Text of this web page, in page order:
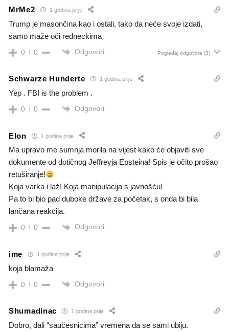
MrMe2 1 godina prije
Trump je masončina kao i ostali, tako da neće svoje izdati,
samo maže oči redneckima
0 0 Odgovori Pogledaj odgovore (3)
Schwarze Hunderte 1 godina prije
Yep . FBI is the problem .
0 0 Odgovori
Elon 1 godina prije
Ma upravo me sumnja morila na vijest kako će objaviti sve
dokumente od dotičnog Jeffreyja Epsteina! Spis je očito prošao
retuširanje!
Koja varka i laž! Koja manipulacija s javnošću!
Pa to bi bio pad duboke države za početak, s onda bi bila
lančana reakcija.
0 0 Odgovori
ime 1 godina prije
koja blamaža
0 0 Odgovori
Shumadinac 1 godina prije
Dobro, dali “saučesnicima” vremena da se sami ubiju.